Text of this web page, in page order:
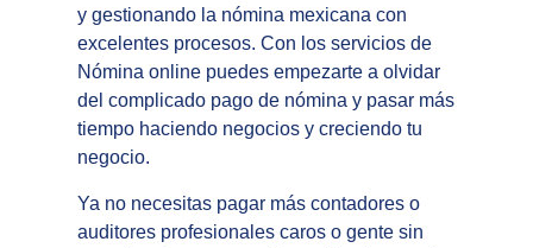
y gestionando la nómina mexicana con
excelentes procesos. Con los servicios de
Nómina onlinepuedes empezarte a olvidar
del complicado pago de nómina y pasar más
tiempo haciendo negocios y creciendo tu
negocio.
Ya no necesitas pagar más contadores o
auditores profesionales caros o gente sin